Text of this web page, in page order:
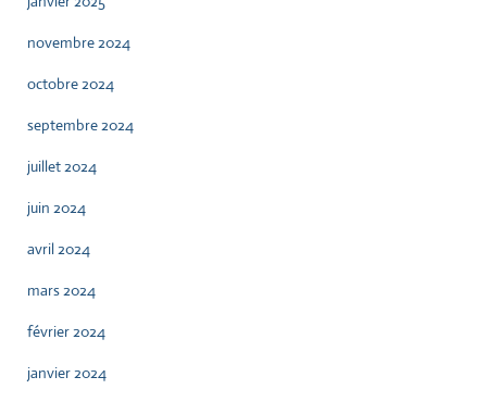
novembre 2024
octobre 2024
septembre 2024
juillet 2024
juin 2024
avril 2024
mars 2024
février 2024
janvier 2024